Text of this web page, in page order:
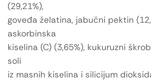
(29,21%),
goveđa želatina, jabučni pektin
askorbinska
kiselina (C) (3,65%), kukuruzni
soli
iz masnih kiselina i silicijum